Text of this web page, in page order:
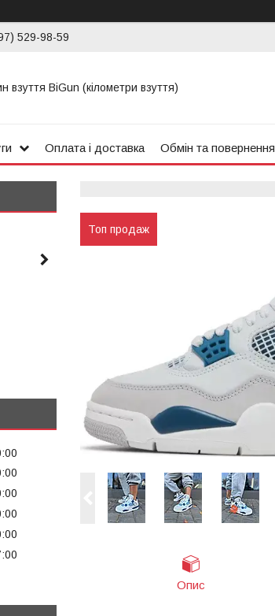
529-98-59
взуття BiGun (кілометри взуття)
Оплата і доставка Обмін та повернення
Топ продаж
Опис